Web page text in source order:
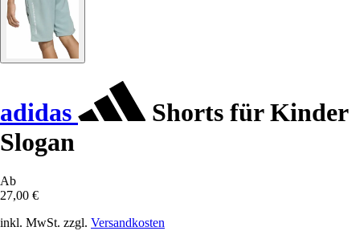
adidas
Shorts für Kinder
Slogan
Ab
27,00 €
inkl. MwSt. zzgl. Versandkosten